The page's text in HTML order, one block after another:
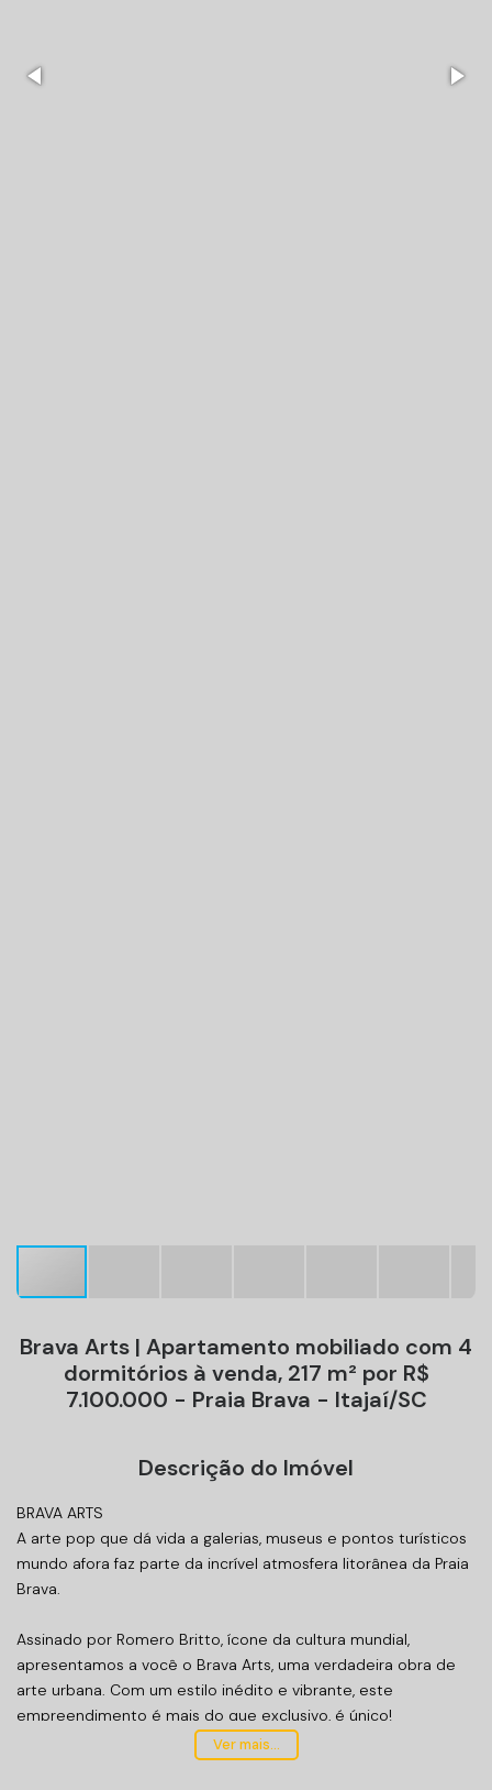
Brava Arts | Apartamento mobiliado com 4
dormitórios à venda, 217 m² por R$
7.100.000 - Praia Brava - Itajaí/SC
Descrição do Imóvel
BRAVA ARTS
A arte pop que dá vida a galerias, museus e pontos turísticos
mundo afora faz parte da incrível atmosfera litorânea da Praia
Brava.
Assinado por Romero Britto, ícone da cultura mundial,
apresentamos a você o Brava Arts, uma verdadeira obra de
arte urbana. Com um estilo inédito e vibrante, este
empreendimento é mais do que exclusivo, é único!
Ver mais...